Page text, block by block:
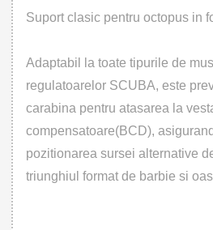
Suport clasic pentru octopus in
Adaptabil la toate tipurile de
regulatoarelor SCUBA, este
carabina pentru atasarea la
compensatoare(BCD),
pozitionarea sursei alternative
triunghiul format de barbie si